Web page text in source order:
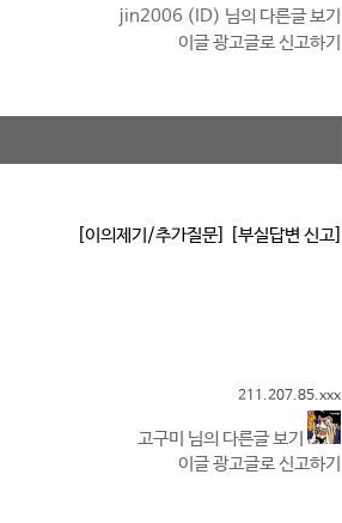
jin2006 (ID) 님의 다른글 보기
이글 광고글로 신고하기
[이의제기/추가질문] [부실답변 신고]
211.207.85.xxx
고구미 님의 다른글 보기
이글 광고글로 신고하기